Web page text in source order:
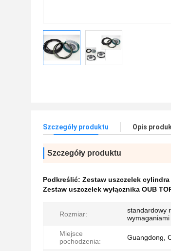
Szczegóły produktu Opis
Szczegóły produktu
Podkreślić: Zestaw uszczelek
Zestaw uszczelek wyłącznika OUB
Rozmiar:
standardowy
wymaganiami
Miejsce
pochodzenia:
Guangdong,